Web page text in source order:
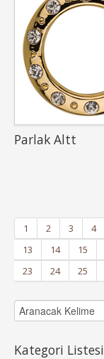
Parlak Altt
1 2 3 4
13
14 15
23
24 25
Kategori Listesi